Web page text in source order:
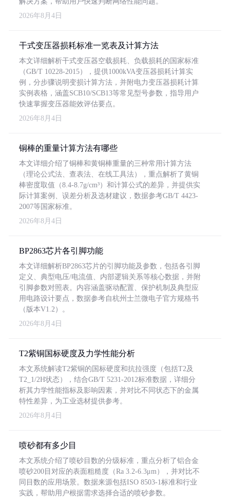
2026年8月4日
干式变压器损耗标准一览表及计算方法
本文详细解析干式变压器空载损耗、负载损耗的国家标准
（GB/T 10228-2015），提供1000kVA变压器损耗计算实
例，分步骤说明变损计算方法，并附电力变压器损耗计算
实例表格，涵盖SCB10/SCB13等常见型号参数，指导用户
快速掌握变压器能效评估要点。
2026年8月4日
铜棒的重量计算方法有哪些
本文详细介绍了铜棒和黄铜棒重量的三种常用计算方法
（理论公式法、查表法、在线工具法），重点解析了黄铜
棒密度取值（8.4-8.7g/cm³）和计算公式的差异，并提供实
际计算案例、误差分析及选材建议，数据参考GB/T 4423-
2007等国家标准。
2026年8月4日
BP2863芯片各引脚功能
本文详细解析BP2863芯片的引脚功能及参数，包括各引脚
定义、典型电压/电流值、内部逻辑关系等核心数据，并附
引脚参数对照表。内容涵盖驱动配置、保护机制及典型应
用电路设计要点，数据参考自杭州士兰微电子官方规格书
（版本V1.2）。
2026年8月4日
T2紫铜国标硬度及力学性能分析
本文系统解读T2紫铜的国标硬度和抗拉强度（包括T2及
T2_1/2H状态），结合GB/T 5231-2012标准数据，详细分
析其力学性能指标及影响因素，并对比不同状态下的金属
特性差异，为工业选材提供参考。
2026年8月4日
喷砂都有多少目
本文系统介绍了喷砂目数的分级标准，重点分析了铝合金
喷砂200目对应的表面粗糙度（Ra 3.2-6.3μm），并对比不
同目数的应用场景。数据来源包括ISO 8503-1标准和行业
实践，帮助用户根据需求选择合适的喷砂参数。